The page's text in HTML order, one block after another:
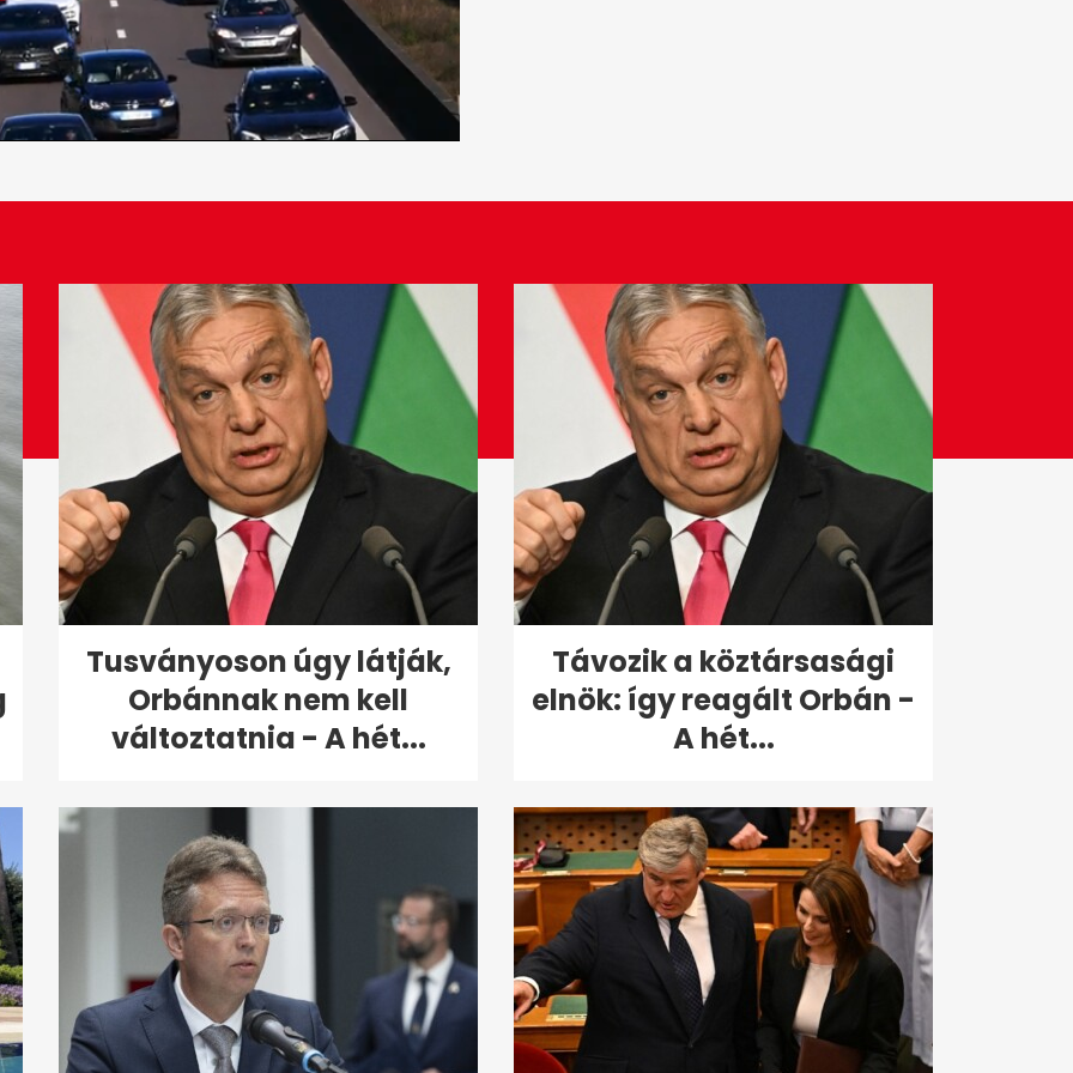
Tusványoson úgy látják,
Orbánnak nem kell
változtatnia - A hét...
Távozik a köztársasági
elnök: így reagált Orbán -
A hét...